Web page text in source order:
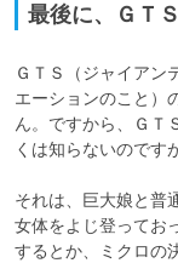
最後に、ＧＴ
ＧＴＳ（ジャイアン
エーションのこと）
ん。ですから、ＧＴ
くは知らないのです
それは、巨大娘と普
女体をよじ登ってお
するとか、ミクロの